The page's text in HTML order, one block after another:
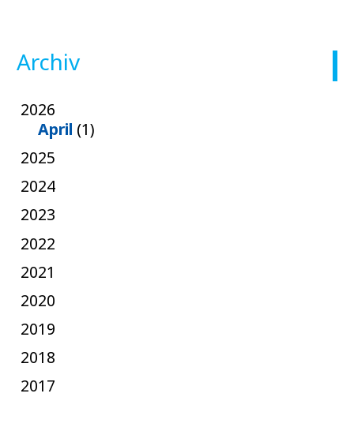
Archiv
2026
April (1)
2025
2024
2023
2022
2021
2020
2019
2018
2017